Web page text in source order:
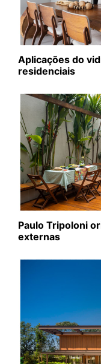
Aplicações do
residenciais
Paulo Tripoloni
externas